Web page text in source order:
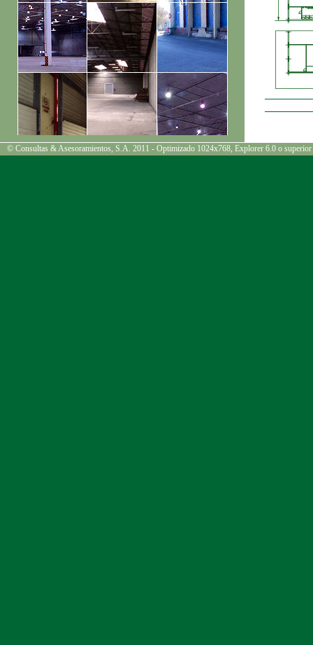
© Consultas & Asesoramientos, S.A. 2011 - Optimizado 1024x768, Explorer 6.0 o superior